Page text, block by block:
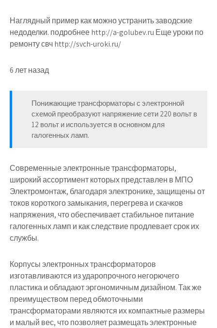
Наглядный пример как можно устранить заводские
недоделки. подробнее http://a-golubev.ru Еще уроки по
ремонту свч http://svch-uroki.ru/
6 лет назад
Понижающие трансформаторы с электронной
схемой преобразуют напряжение сети 220 вольт в
12 вольт и используется в основном для
галогенных ламп.
Современные электронные трансформаторы,
широкий ассортимент которых представлен в МПО
Электромонтаж, благодаря электронике, защищены от
токов короткого замыкания, перегрева и скачков
напряжения, что обеспечивает стабильное питание
галогенных ламп и как следствие продлевает срок их
службы.
Корпусы электронных трансформаторов
изготавливаются из ударопрочного негорючего
пластика и обладают эргономичным дизайном. Так же
преимуществом перед обмоточными
трансформаторами являются их компактные размеры
и малый вес, что позволяет размещать электронные